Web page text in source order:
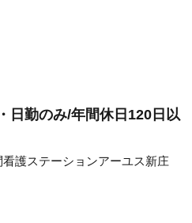
日勤のみ/年間休日120日以
護ステーションアーユス新庄